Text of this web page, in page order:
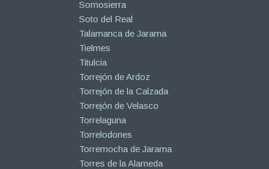
Somosierra
Soto del Real
Talamanca de Jarama
Tielmes
Titulcia
Torrejón de Ardoz
Torrejón de la Calzada
Torrejón de Velasco
Torrelaguna
Torrelodones
Torremocha de Jarama
Torres de la Alameda